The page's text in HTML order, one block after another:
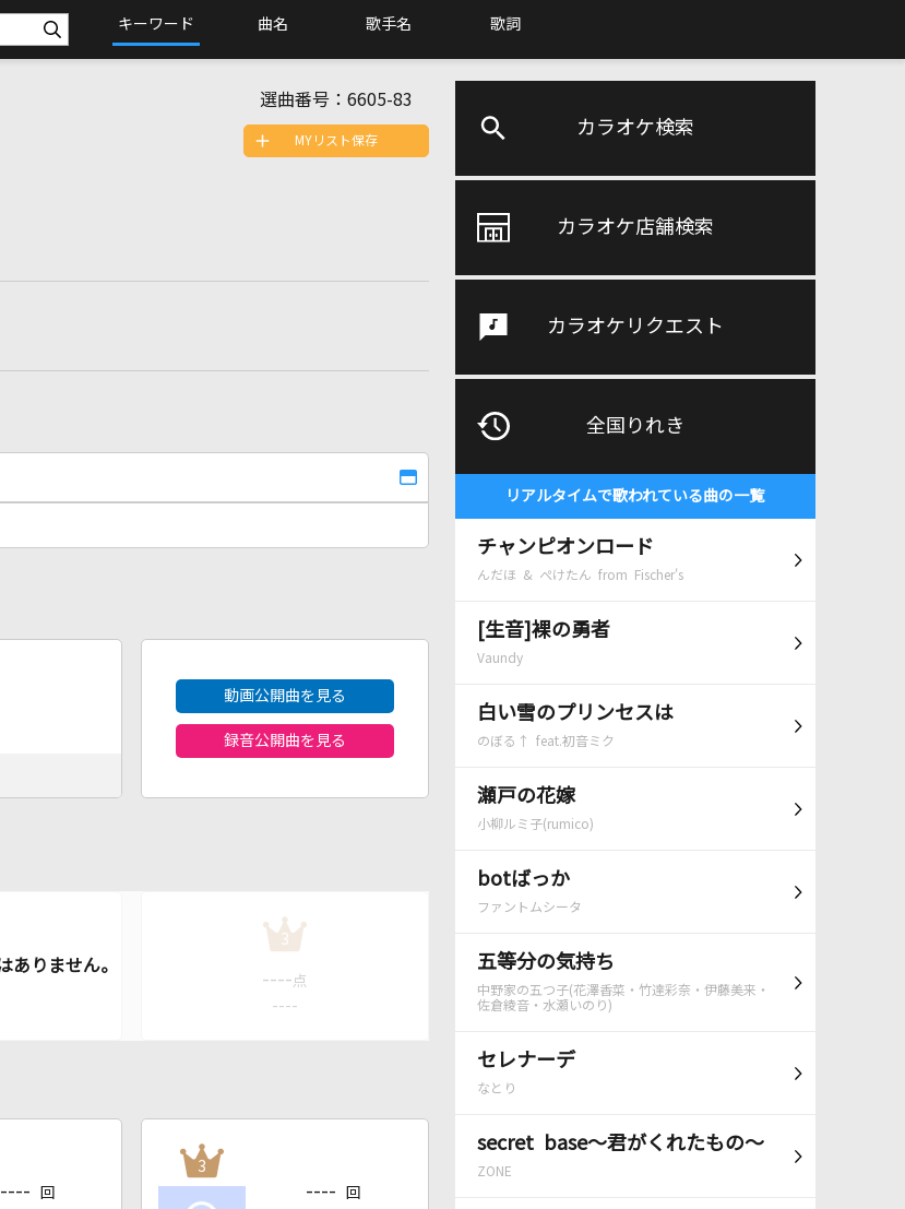
キーワード 曲名 歌手名 歌詞
カラオケ検索
カラオケ店舗検索
カラオケリクエスト
全国りれき
リアルタイムで歌われている曲の一覧
チャンピオンロード
んだほ & ぺけたん from Fischer's
[生音]裸の勇者
Vaundy
白い雪のプリンセスは
のぼる↑ feat.初音ミク
瀬戸の花嫁
小柳ルミ子(rumico)
botばっか
ファントムシータ
五等分の気持ち
中野家の五つ子(花澤香菜・竹達彩奈・伊藤美来・
佐倉綾音・水瀬いのり)
セレナーデ
なとり
secret base～君がくれたもの～
ZONE
選曲番号： 6605-83
MYリスト保存
動画公開曲を見る
録音公開曲を見る
3
---- 点
----
---- 回
3
---- 回